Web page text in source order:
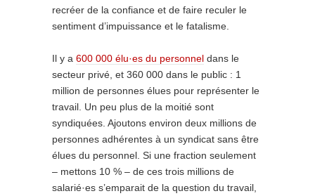
recréer de la confiance et de faire reculer le
sentiment d’impuissance et le fatalisme.
Il y a 600 000 élu·es du personnel dans le
secteur privé, et 360 000 dans le public : 1
million de personnes élues pour représenter le
travail. Un peu plus de la moitié sont
syndiquées. Ajoutons environ deux millions de
personnes adhérentes à un syndicat sans être
élues du personnel. Si une fraction seulement
– mettons 10 % – de ces trois millions de
salarié·es s’emparait de la question du travail,